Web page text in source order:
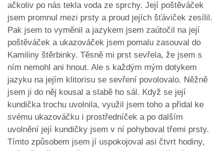
ačkoliv po nás tekla voda ze sprchy. Její poštěváček
jsem promnul mezi prsty a proud jejích šťáviček zesílil.
Pak jsem to vyměnil a jazykem jsem zaútočil na její
poštěváček a ukazováček jsem pomalu zasouval do
Kamiliny štěrbinky. Těsně mi prst sevřela, že jsem s
ním nemohl ani hnout. Ale s každým mým dotykem
jazyku na jejím klitorisu se sevření povolovalo. Něžně
jsem ji do něj kousal a slabě ho sál. Když se její
kundička trochu uvolnila, využil jsem toho a přidal ke
svému ukazováčku i prostředníček a po dalším
uvolnění její kundičky jsem v ní pohyboval třemi prsty.
Tímto způsobem jsem jí uspokojoval asi čtvrt hodiny,